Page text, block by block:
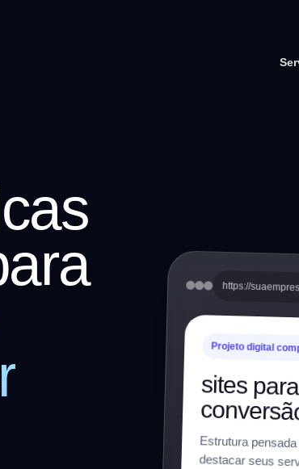
https://
Projeto digital
sites
Estrutura
destacar seus